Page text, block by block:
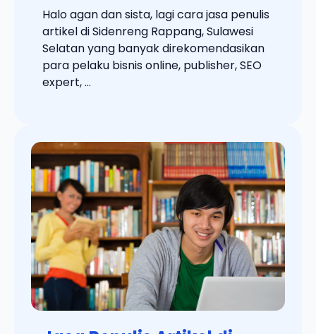
Halo agan dan sista, lagi cara jasa penulis
artikel di Sidenreng Rappang, Sulawesi
Selatan yang banyak direkomendasikan
para pelaku bisnis online, publisher, SEO
expert, ...